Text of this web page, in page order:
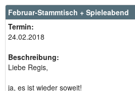
Februar-Stammtisch + Spieleabend
Termin:
24.02.2018
Beschreibung:
Liebe Regis,
ja, es ist wieder soweit!